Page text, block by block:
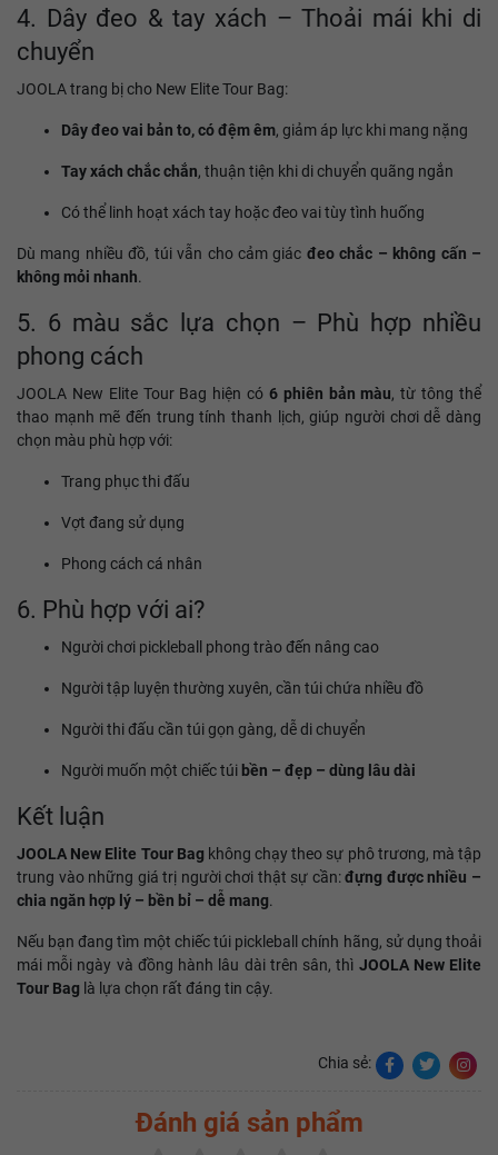
4. Dây đeo & tay xách – Thoải mái khi di
chuyển
JOOLA trang bị cho New Elite Tour Bag:
Dây đeo vai bản to, có đệm êm, giảm áp lực khi mang nặng
Tay xách chắc chắn, thuận tiện khi di chuyển quãng ngắn
Có thể linh hoạt xách tay hoặc đeo vai tùy tình huống
Dù mang nhiều đồ, túi vẫn cho cảm giác đeo chắc – không cấn –
không mỏi nhanh.
5. 6 màu sắc lựa chọn – Phù hợp nhiều
phong cách
JOOLA New Elite Tour Bag hiện có 6 phiên bản màu, từ tông thể
thao mạnh mẽ đến trung tính thanh lịch, giúp người chơi dễ dàng
chọn màu phù hợp với:
Trang phục thi đấu
Vợt đang sử dụng
Phong cách cá nhân
6. Phù hợp với ai?
Người chơi pickleball phong trào đến nâng cao
Người tập luyện thường xuyên, cần túi chứa nhiều đồ
Người thi đấu cần túi gọn gàng, dễ di chuyển
Người muốn một chiếc túi bền – đẹp – dùng lâu dài
Kết luận
JOOLA New Elite Tour Bag không chạy theo sự phô trương, mà tập
trung vào những giá trị người chơi thật sự cần:đựng được nhiều –
chia ngăn hợp lý – bền bỉ – dễ mang.
Nếu bạn đang tìm một chiếc túi pickleball chính hãng, sử dụng thoải
mái mỗi ngày và đồng hành lâu dài trên sân, thì JOOLA New Elite
Tour Bag là lựa chọn rất đáng tin cậy.
Chia sẻ:
Đánh giá sản phẩm